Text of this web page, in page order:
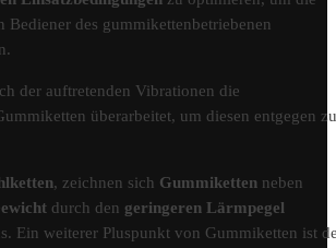
Bediener des gummikettenbetriebenen
der auftretenden Vibrationen die
überarbeitet, um diesen entgegen zu
, zeichnen sich Gummiketten neben
durch den geringeren Lärmpegel
Ein weiterer Pluspunkt von Gummiketten ist